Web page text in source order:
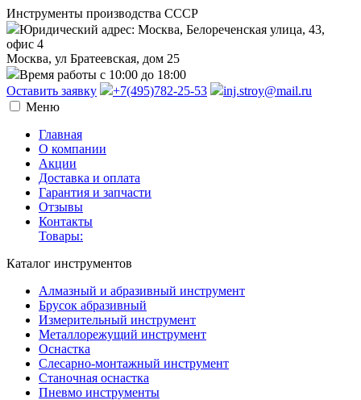
Инструменты производства СССР
Юридический адрес: Москва, Белореченская улица, 43,
офис 4
Москва, ул Братеевская, дом 25
Время работы с 10:00 до 18:00
Оставить заявку
+7(495)782-25-53
inj.stroy@mail.ru
Меню
Главная
О компании
Акции
Доставка и оплата
Гарантия и запчасти
Отзывы
Контакты
Товары:
Каталог инструментов
Алмазный и абразивный инструмент
Брусок абразивный
Измерительный инструмент
Металлорежущий инструмент
Оснастка
Слесарно-монтажный инструмент
Станочная оснастка
Пневмо инструменты